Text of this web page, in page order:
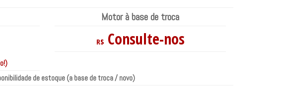
Motor à base de troca
R$ Consulte-nos
de estoque (a base de troca / novo)